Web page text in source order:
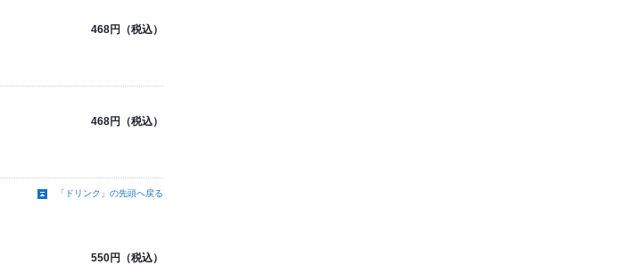
468円（税込）
468円（税込）
「ドリンク」の先頭へ戻る
550円（税込）